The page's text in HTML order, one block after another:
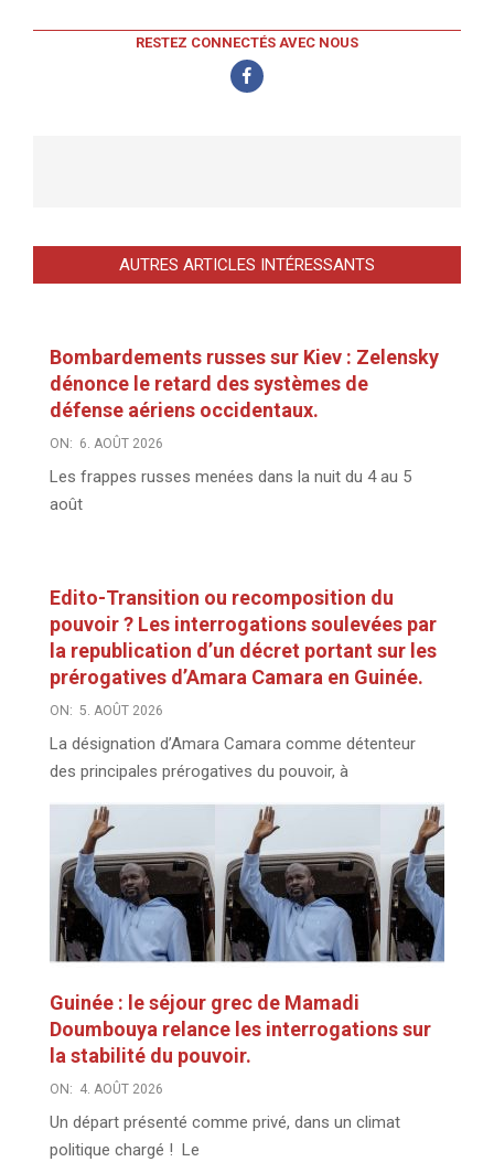
RESTEZ CONNECTÉS AVEC NOUS
AUTRES ARTICLES INTÉRESSANTS
Bombardements russes sur Kiev : Zelensky
dénonce le retard des systèmes de
défense aériens occidentaux.
ON: 6. AOÛT 2026
Les frappes russes menées dans la nuit du 4 au 5
août
Edito-Transition ou recomposition du
pouvoir ? Les interrogations soulevées par
la republication d’un décret portant sur les
prérogatives d’Amara Camara en Guinée.
ON: 5. AOÛT 2026
La désignation d’Amara Camara comme détenteur
des principales prérogatives du pouvoir, à
Guinée : le séjour grec de Mamadi
Doumbouya relance les interrogations sur
la stabilité du pouvoir.
ON: 4. AOÛT 2026
Un départ présenté comme privé, dans un climat
politique chargé ! Le